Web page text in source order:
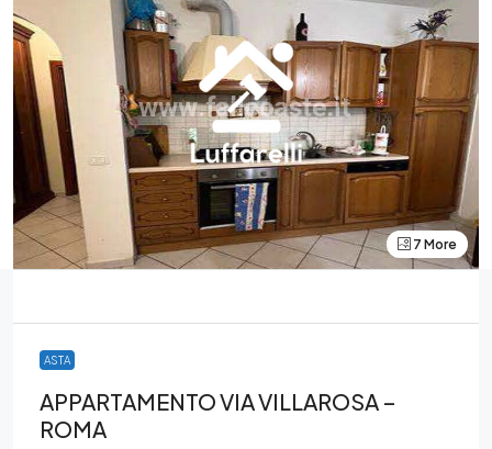
7 More
ASTA
APPARTAMENTO VIA VILLAROSA –
ROMA